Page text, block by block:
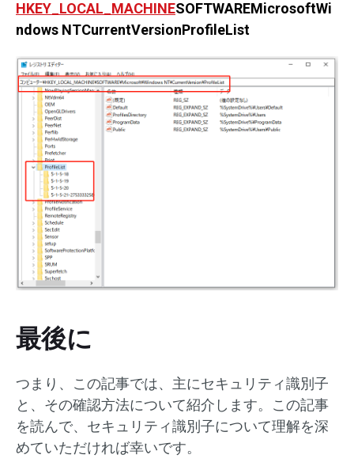
HKEY_LOCAL_MACHINESOFTWAREMicrosoftWi
ndows NTCurrentVersionProfileList
最後に
つまり、この記事では、主にセキュリティ識別子
と、その確認方法について紹介します。この記事
を読んで、セキュリティ識別子について理解を深
めていただければ幸いです。